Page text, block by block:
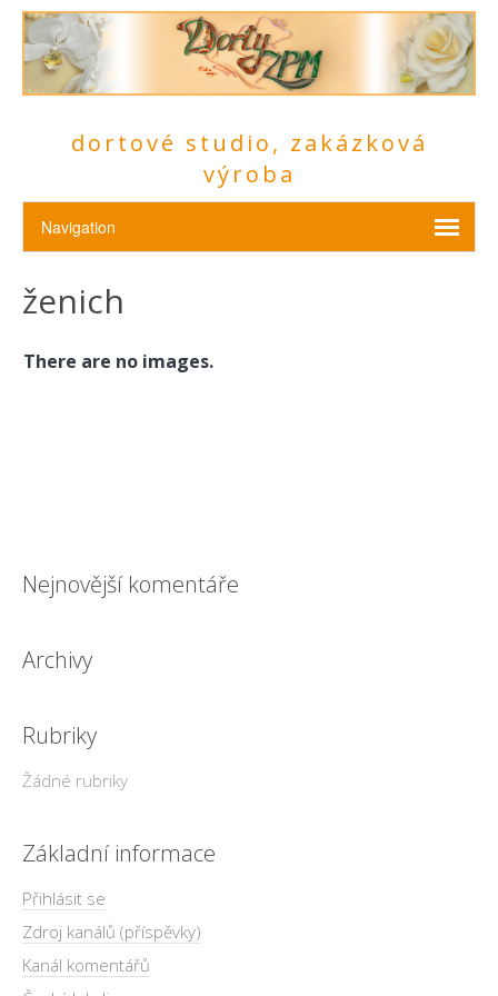
dortové studio, zakázková
výroba
ženich
There are no images.
Nejnovější komentáře
Archivy
Rubriky
Žádné rubriky
Základní informace
Přihlásit se
Zdroj kanálů (příspěvky)
Kanál komentářů